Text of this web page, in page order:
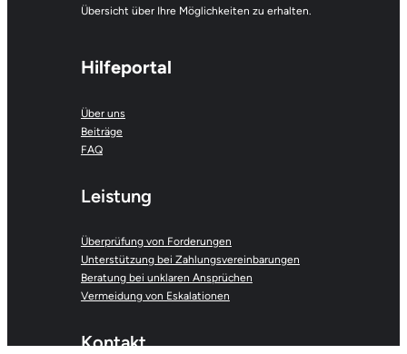
Übersicht über Ihre Möglichkeiten zu erhalten.
Hilfeportal
Über uns
Beiträge
FAQ
Leistung
Überprüfung von Forderungen
Unterstützung bei Zahlungsvereinbarungen
Beratung bei unklaren Ansprüchen
Vermeidung von Eskalationen
Kontakt